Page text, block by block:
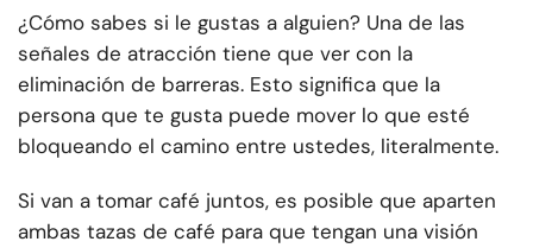
¿Cómo sabes si le gustas a alguien? Una de las
señales de atracción tiene que ver con la
eliminación de barreras. Esto significa que la
persona que te gusta puede mover lo que esté
bloqueando el camino entre ustedes, literalmente.
Si van a tomar café juntos, es posible que aparten
ambas tazas de café para que tengan una visión